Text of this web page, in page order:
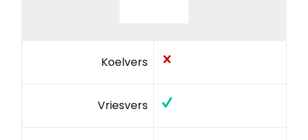
Koelvers
Vriesvers